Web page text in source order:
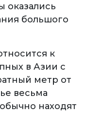
оказались
большого
к
в Азии с
метр от
весьма
находят